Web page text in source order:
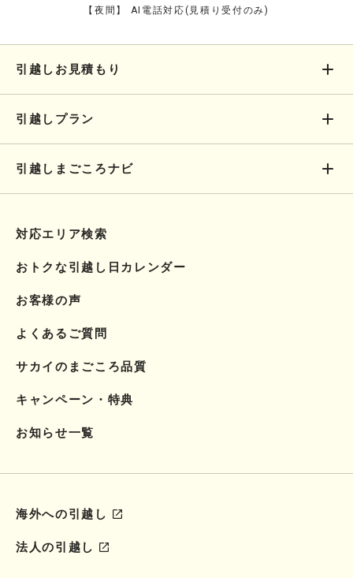
【夜間】 AI電話対応(見積り受付のみ)
引越しお見積もり
引越しプラン
引越しまごころナビ
対応エリア検索
おトクな引越し日カレンダー
お客様の声
よくあるご質問
サカイのまごころ品質
キャンペーン・特典
お知らせ一覧
海外への引越し
法人の引越し